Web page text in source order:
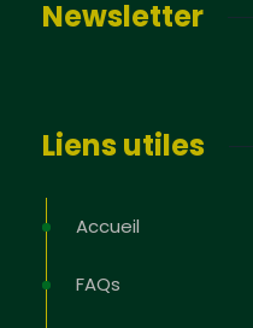
Newsletter
Liens utiles
Accueil
FAQs